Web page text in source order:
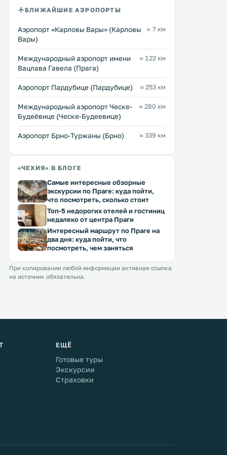
БЛИЖАЙШИЕ АЭРОПОРТЫ
Аэропорт «Карловы Вары» (Карловы
Вары)
≈ 7 км
Международный аэропорт имени
Вацлава Гавела (Прага)
≈ 122 км
Аэропорт Пардубице (Пардубице) ≈ 253 км
Международный аэропорт Ческе-
Будеёвице (Ческе-Будеевице)
≈ 280 км
Аэропорт Брно-Туржаны (Брно) ≈ 339 км
«ЧЕХИЯ» В БЛОГЕ
Самые интересные обзорные
экскурсии по Праге: куда пойти,
что посмотреть, сколько стоит
Топ-5 недорогих отелей и гостиниц
недалеко от центра Праги
Интересный маршрут по Праге на
два дня: куда пойти, что
посмотреть, чем заняться
При копировании любой информации активная ссылка
на источник обязательна.
ЕЩЁ
Готовые туры
Экскурсии
Страховки